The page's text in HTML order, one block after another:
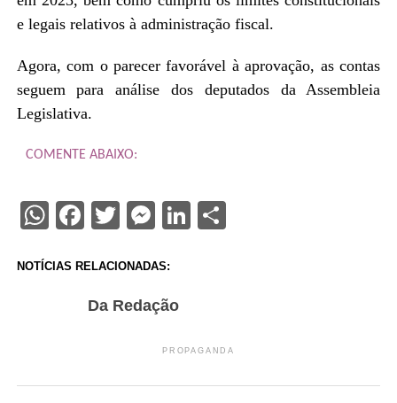
e legais relativos à administração fiscal.
Agora, com o parecer favorável à aprovação, as contas
seguem para análise dos deputados da Assembleia
Legislativa.
COMENTE ABAIXO:
WhatsApp
Facebook
Twitter
Messenger
LinkedIn
Share
NOTÍCIAS RELACIONADAS:
Da Redação
PROPAGANDA